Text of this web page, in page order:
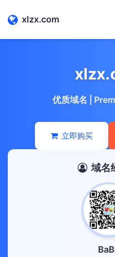
xlzx.com
优质域名 |
立即购买
域名